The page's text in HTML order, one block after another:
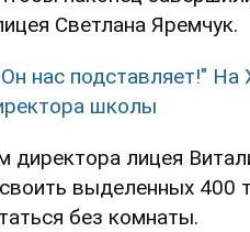
Светлана Яремчук.
нас подставляет!"
школы
директора лицея
выделенных 400
без комнаты.